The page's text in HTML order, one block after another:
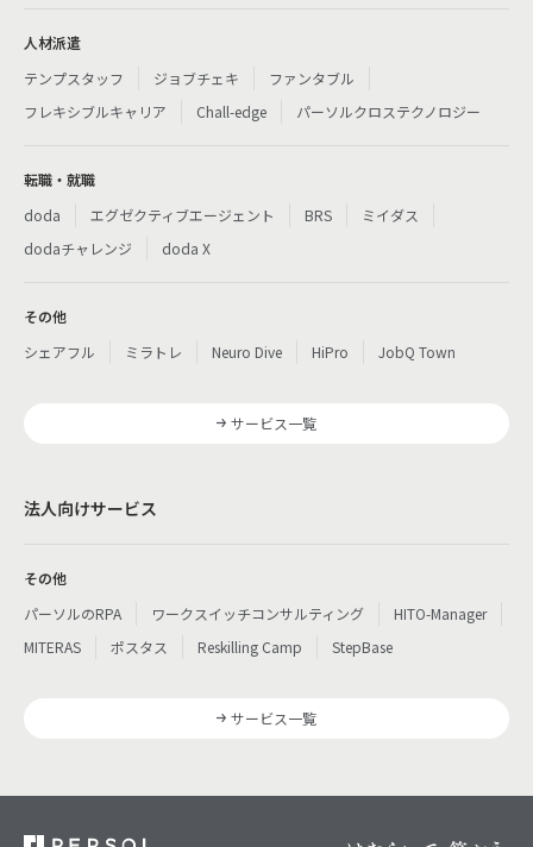
人材派遣
テンプスタッフ
ジョブチェキ
ファンタブル
フレキシブルキャリア
Chall-edge パーソルクロステクノロジー
転職・就職
doda
エグゼクティブエージェント BRS
ミイダス
dodaチャレンジ
doda X
その他
シェアフル
ミラトレ Neuro Dive HiPro JobQ Town
サービス一覧
法人向けサービス
その他
パーソルのRPA
ワークスイッチコンサルティング
HITO-Manager
MITERAS
ポスタス Reskilling Camp StepBase
サービス一覧